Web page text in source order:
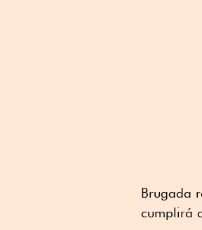
Brugada
cumplirá